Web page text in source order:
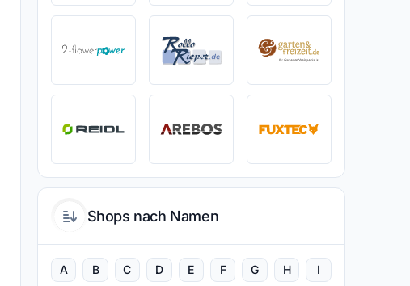
Shops nach Namen
A B C D E F G H I